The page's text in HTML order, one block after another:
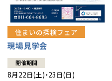
住まいの探検フェア
現場見学会
開催期間
8月22日(土)・23日(日)
道央
道北
道南
青森
秋田
岩手
甲信越・北陸
新潟
山梨
関東
東京
東海
道央
苫小牧千歳
小樽
道北
道南
青森県
八戸
青森
秋田県
秋田
岩手県
甲信越・北陸
新潟県
長岡
山梨県
関東
東京都
東海